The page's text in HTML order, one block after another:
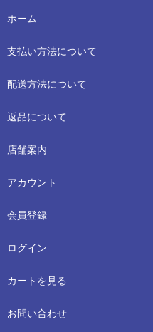
ホーム
支払い方法について
配送方法について
返品について
店舗案内
アカウント
会員登録
ログイン
カートを見る
お問い合わせ